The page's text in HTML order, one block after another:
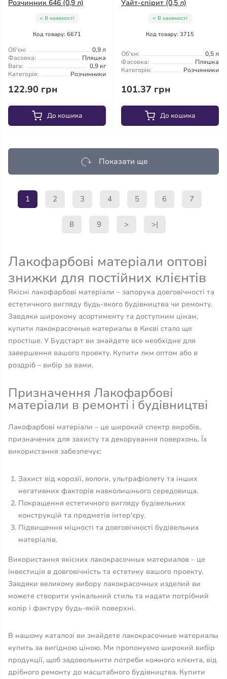
Розчинник 646 (0,9 л)
В наявності
Код товару: 6671
Об'єм:
0,9 л
Фасовка:
Пляшка
Вага:
0,9 кг
Категорія:
Розчинники
122.90 грн
До кошика
Уайт-спірит (0,5 л)
В наявності
Код товару: 3715
Об'єм:
0,5 л
Фасовка:
Пляшка
Категорія:
Розчинники
101.37 грн
До кошика
Показати ще
1 2 3 4 5 6 7
8 9 > >|
Лакофарбові матеріали оптові
знижки для постійних клієнтів
Якісні лакофарбові матеріали – запорука довговічності та
естетичного вигляду будь-якого будівництва чи ремонту.
Завдяки широкому асортименту та доступним цінам,
купити лакокрасочные материалы в Києві стало ще
простіше. У Будстарт ви знайдете все необхідне для
завершення вашого проекту. Купити лкм оптом або в
роздріб – вибір за вами.
Призначення Лакофарбові
матеріали в ремонті і будівництві
Лакофарбові матеріали – це широкий спектр виробів,
призначених для захисту та декорування поверхонь. Їх
використання забезпечує:
Захист від корозії, вологи, ультрафіолету та інших
негативних факторів навколишнього середовища.
Покращення естетичного вигляду будівельних
конструкцій та предметів інтер'єру.
Підвищення міцності та довговічності будівельних
матеріалів.
Використання якісних лакокрасочных материалов – це
інвестиція в довговічність та естетику вашого проекту.
Завдяки великому вибору лакокрасочных изделий ви
можете створити унікальний стиль та надати потрібний
колір і фактуру будь-якій поверхні.
В нашому каталозі ви знайдете лакокрасочные материалы
купить за вигідною ціною. Ми пропонуємо широкий вибір
продукції, щоб задовольнити потреби кожного клієнта, від
дрібного ремонту до масштабного будівництва. Купити